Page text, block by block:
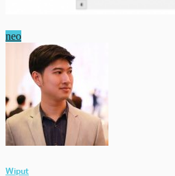
neo
Wiput